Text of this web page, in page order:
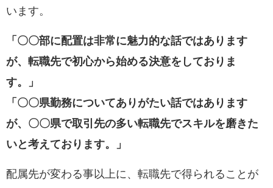
います。
「〇〇部に配置は非常に魅力的な話ではあります
が、転職先で初心から始める決意をしておりま
す。」
「〇〇県勤務についてありがたい話ではあります
が、〇〇県で取引先の多い転職先でスキルを磨きた
いと考えております。」
配属先が変わる事以上に、 転職先で得られることが